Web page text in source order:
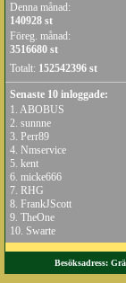
Denna månad:
140928 st
Föreg. månad:
3516680 st
Totalt: 152542396 st
Senaste 10 inloggade:
1. ABOBUS
2. sunnne
3. Perr89
4. Nmservice
5. kent
6. micke666
7. RHG
8. FrankJScott
9. TheOne
10. Swarte
Besöksadress: